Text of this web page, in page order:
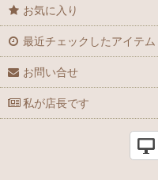
お気に入り
最近チェックしたアイテム
お問い合せ
私が店長です